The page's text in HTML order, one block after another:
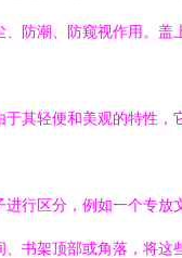
、防潮、防窥视作用。
于其轻便和美观的特性
进行区分，例如一个专
、书架顶部或角落，将